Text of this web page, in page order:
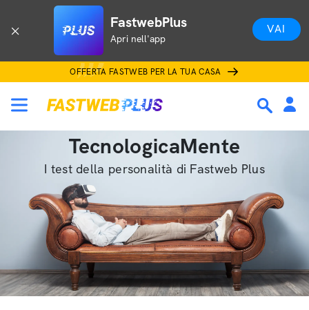
FastwebPlus
Apri nell'app
VAI
OFFERTA FASTWEB PER LA TUA CASA
TecnologicaMente
I test della personalità di Fastweb Plus